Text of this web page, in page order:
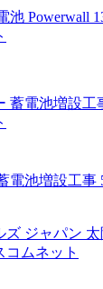
池 Powerwall
電池増設工事